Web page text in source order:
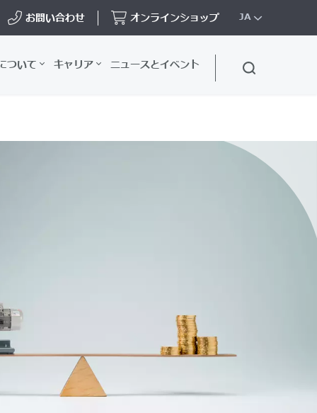
お問い合わせ オンラインショップ JA
ついて キャリア ニュースとイベント